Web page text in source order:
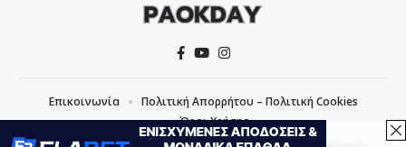
Επικοινωνία
Πολιτική Απορρήτου – Πολιτική Cookies
Όροι Χρήσης